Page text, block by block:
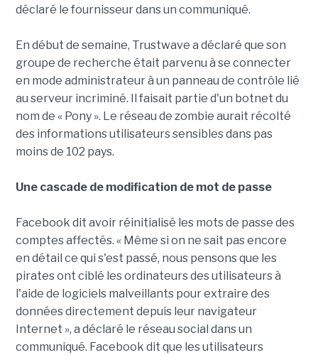
déclaré le fournisseur dans un communiqué.
En début de semaine, Trustwave a déclaré que son
groupe de recherche était parvenu à se connecter
en mode administrateur à un panneau de contrôle lié
au serveur incriminé. Il faisait partie d'un botnet du
nom de « Pony ». Le réseau de zombie aurait récolté
des informations utilisateurs sensibles dans pas
moins de 102 pays.
Une cascade de modification de mot de passe
Facebook dit avoir réinitialisé les mots de passe des
comptes affectés. « Même si on ne sait pas encore
en détail ce qui s'est passé, nous pensons que les
pirates ont ciblé les ordinateurs des utilisateurs à
l'aide de logiciels malveillants pour extraire des
données directement depuis leur navigateur
Internet », a déclaré le réseau social dans un
communiqué. Facebook dit que les utilisateurs